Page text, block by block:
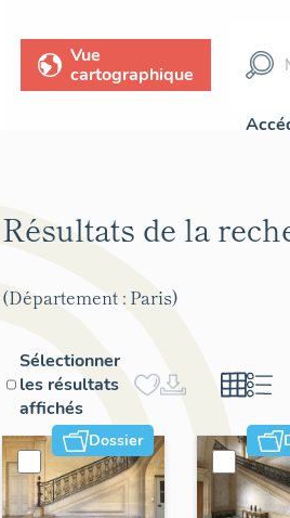
Vue
cartographique
Résultats de la
(Département : Paris)
Sélectionner
les résultats
affichés
Dossier